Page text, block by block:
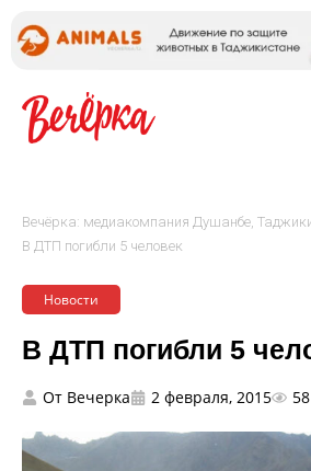
Вечёрка: медиакомпания Душанбе,
В ДТП погибли 5 человек
Новости
В ДТП погибли 5
От Вечерка 2 февраля, 2015 58